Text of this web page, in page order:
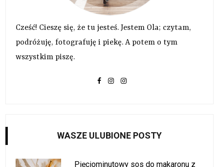
Cześć! Cieszę się, że tu jesteś. Jestem Ola; czytam,
podróżuję, fotografuję i piekę. A potem o tym
wszystkim piszę.
WASZE ULUBIONE POSTY
Pięciominutowy sos do makaronu z